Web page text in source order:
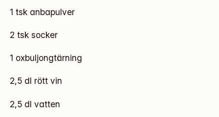
1 tsk anbapulver
2 tsk socker
1 oxbuljongtärning
2,5 dl rött vin
2,5 dl vatten